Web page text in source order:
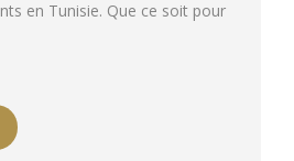
en Tunisie. Que ce soit pour